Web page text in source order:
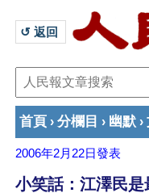
↺ 返回
首頁 › 分欄目 › 幽默 ›
2006年2月22日發表
小笑話：江澤民是